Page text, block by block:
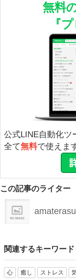
無料
『
公式LINE自動化ツ
全て無料で使えま
この記事のライター
amaterasu
関連するキーワード
心 癒し ストレス